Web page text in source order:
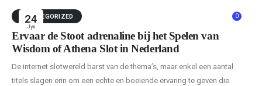
24
Јул
0
UNCATEGORIZED
Ervaar de Stoot adrenaline bij het Spelen van
Wisdom of Athena Slot in Nederland
De internet slotwereld barst van de thema’s, maar enkel een aantal
titels slagen erin om een echte en boeiende ervaring te geven die